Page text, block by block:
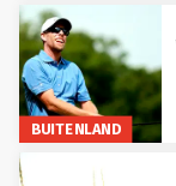
BUITENLAND